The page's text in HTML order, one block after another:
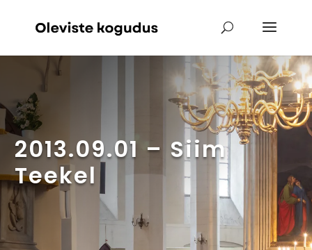
2013.09.01 – Siim
Teekel